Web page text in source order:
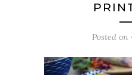
Posted on